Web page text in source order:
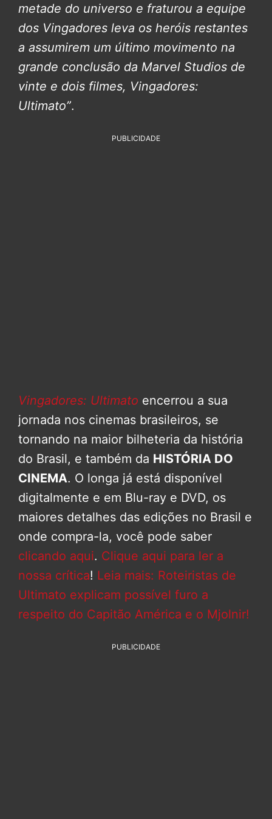
metade do universo e fraturou a equipe
dos Vingadores leva os heróis restantes
a assumirem um último movimento na
grande conclusão da Marvel Studios de
vinte e dois filmes, Vingadores:
Ultimato”.
PUBLICIDADE
Vingadores: Ultimato encerrou a sua
jornada nos cinemas brasileiros, se
tornando na maior bilheteria da história
do Brasil, e também da HISTÓRIA DO
CINEMA. O longa já está disponível
digitalmente e em Blu-ray e DVD, os
maiores detalhes das edições no Brasil e
onde compra-la, você pode saber
clicando aqui. Clique aqui para ler a
nossa crítica! Leia mais: Roteiristas de
Ultimato explicam possível furo a
respeito do Capitão América e o Mjolnir!
PUBLICIDADE